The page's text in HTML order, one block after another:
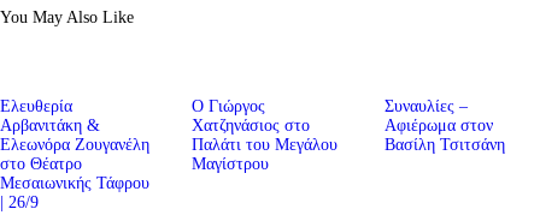
You May Also Like
Ελευθερία
Αρβανιτάκη &
Ελεωνόρα Ζουγανέλη
στο Θέατρο
Μεσαιωνικής Τάφρου
| 26/9
Ο Γιώργος
Χατζηνάσιος στο
Παλάτι του Μεγάλου
Μαγίστρου
Συναυλίες –
Αφιέρωμα στον
Βασίλη Τσιτσάνη